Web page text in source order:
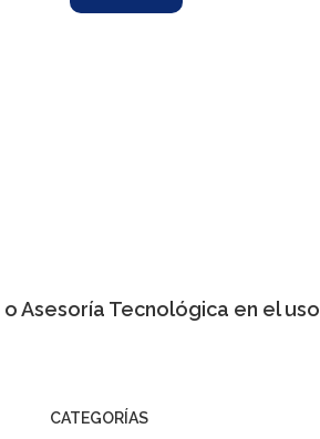
o Asesoría Tecnológica en el uso
CATEGORÍAS